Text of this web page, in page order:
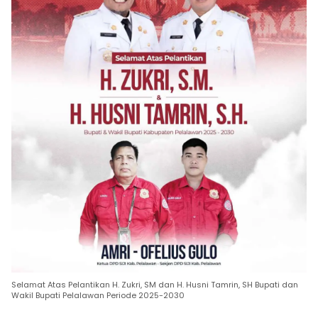
Selamat Atas Pelantikan H. Zukri, SM dan H. Husni Tamrin, SH Bupati dan
Wakil Bupati Pelalawan Periode 2025-2030